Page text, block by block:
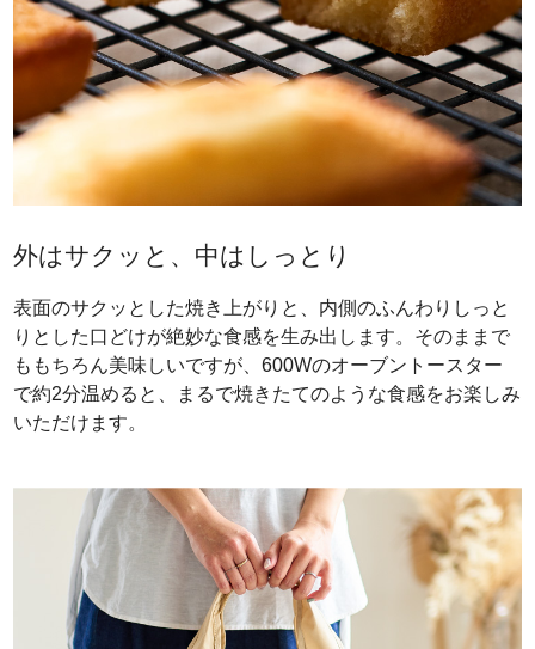
外はサクッと、中はしっとり
表面のサクッとした焼き上がりと、内側のふんわりしっと
りとした口どけが絶妙な食感を生み出します。そのままで
ももちろん美味しいですが、600Wのオーブントースター
で約2分温めると、まるで焼きたてのような食感をお楽しみ
いただけます。